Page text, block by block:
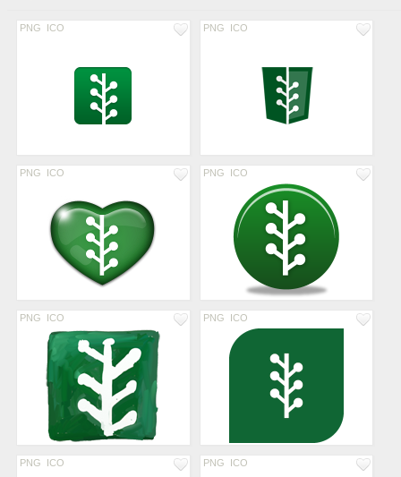
PNG ICO PNG ICO
PNG ICO PNG ICO
PNG ICO PNG ICO
PNG ICO PNG ICO